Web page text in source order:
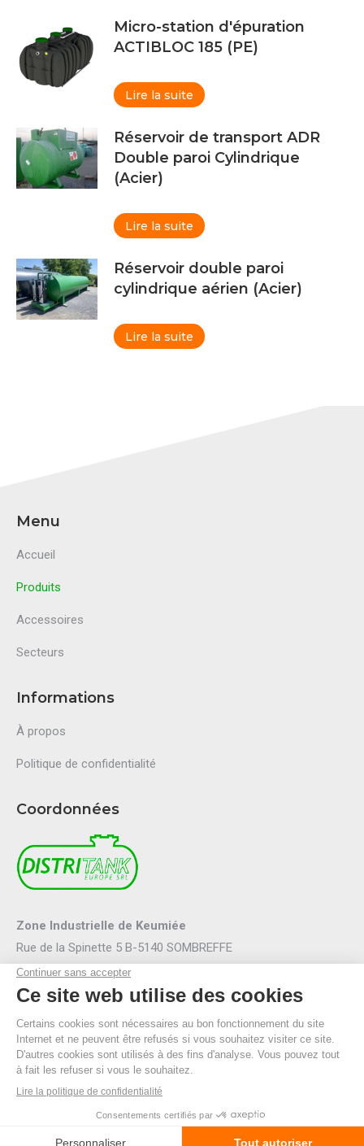
Micro-station d'épuration
ACTIBLOC 185 (PE)
Lire la suite
Réservoir de transport ADR
Double paroi Cylindrique
(Acier)
Lire la suite
Réservoir double paroi
cylindrique aérien (Acier)
Lire la suite
Menu
Accueil
Produits
Accessoires
Secteurs
Informations
À propos
Politique de confidentialité
Coordonnées
Zone Industrielle de Keumiée
Rue de la Spinette 5 B-5140 SOMBREFFE
Mail :info@distritank.be
Tel.: 071/88 81 46
Fax : 071/88 94 53
R.P.M. Namur
TVA BE 0474.635.054